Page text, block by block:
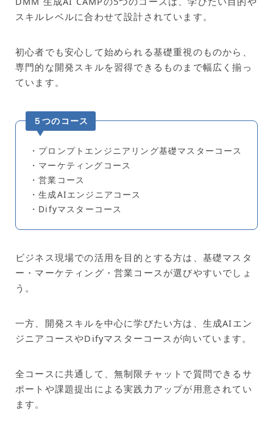
スキルレベルに合わせて設計されています。
初心者でも安心して始められる基礎重視のものから、
専門的な開発スキルを習得できるものまで幅広く揃っ
ています。
５つのコース
・プロンプトエンジニアリング基礎マスターコース
・マーケティングコース
・営業コース
・生成AIエンジニアコース
・Difyマスターコース
ビジネス現場での活用を目的とする方は、基礎マスタ
ー・マーケティング・営業コースが選びやすいでしょ
う。
一方、開発スキルを中心に学びたい方は、生成AIエン
ジニアコースやDifyマスターコースが向いています。
全コースに共通して、無制限チャットで質問できるサ
ポートや課題提出による実践力アップが用意されてい
ます。